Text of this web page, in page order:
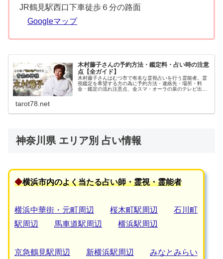
JR鶴見駅西口下車徒歩６分の路面
Googleマップ
木村藤子さんの予約方法・鑑定料・占い時の注意
点【全ガイド】
木村藤子さんはむつ市で有名な霊視占いを行う霊能者。霊
視鑑定を希望する方の為に予約方法・連絡先・場所・料
金・鑑定の流れ注意点、金スマ・オーラの泉のテレビ出演
tarot78.net
神奈川県 エリア別 占い情報
◆横浜市内のよく当たる占い師・霊視・霊能者
横浜中華街・元町周辺 桜木町駅周辺
石川町
駅周辺
馬車道駅周辺 横浜駅周辺
京急鶴見駅周辺 新横浜駅周辺 みなとみらい